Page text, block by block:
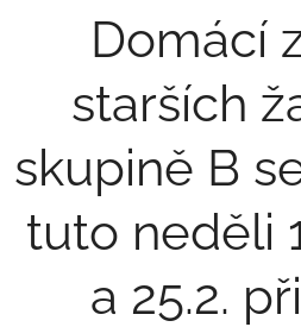
Domácí
starších
skupině B
tuto neděli
a 25.2.